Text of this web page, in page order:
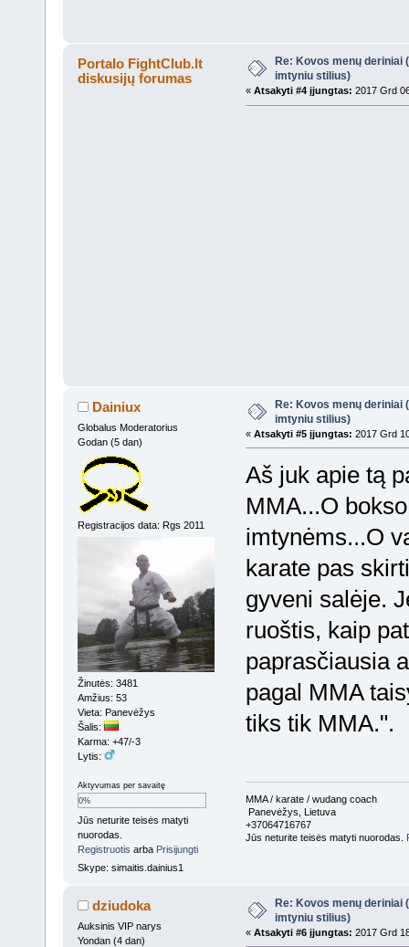
Portalo FightClub.lt
diskusijų forumas
Re: Kovos menų deriniai
imtyniu stilius)
« Atsakyti #4 įjungtas: 2017 Grd
Dainiux
Globalus Moderatorius
Godan (5 dan)
Registracijos data: Rgs 2011
Žinutės: 3481
Amžius: 53
Vieta: Panevėžys
Šalis:
Karma: +47/-3
Lytis:
Aktyvumas per savaitę
0%
Jūs neturite teisės matyti
nuorodas.
Registruotis arba Prisijungti
Skype: simaitis.dainius1
Re: Kovos menų deriniai
imtyniu stilius)
« Atsakyti #5 įjungtas: 2017 Grd
Aš juk apie tą
MMA...O
imtynėms...O
karate pas
gyveni salėje.
ruoštis, kaip
paprasčiausia
pagal MMA
tiks tik MMA.".
MMA / karate / wudang coach
Panevėžys, Lietuva
+37064716767
Jūs neturite teisės matyti nuorodas.
dziudoka
Auksinis VIP narys
Yondan (4 dan)
Re: Kovos menų deriniai
imtyniu stilius)
« Atsakyti #6 įjungtas: 2017 Grd